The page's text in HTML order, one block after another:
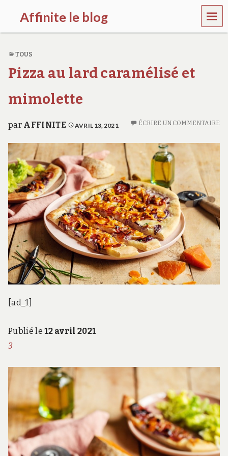
Affinite le blog
e
p
l
u
s
i
MEN
U
TOUS
Pizza au lard caramélisé et
mimolette
par AFFINITE AVRIL 13, 2021 ÉCRIRE UN COMMENTAIRE
[ad_1]
Publié le12 avril 2021
3